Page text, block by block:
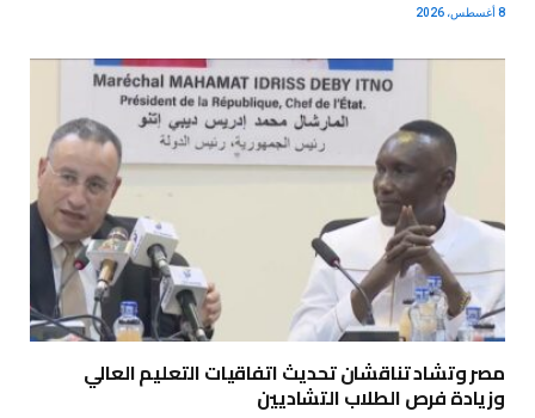
8 أغسطس، 2026
مصر وتشاد تناقشان تحديث اتفاقيات التعليم العالي
وزيادة فرص الطلاب التشاديين